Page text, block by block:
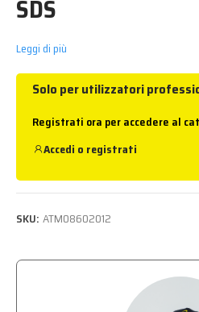
SDS
Leggi di più
Solo per utilizzatori
Registrati ora per accedere al
Accedi o registrati
SKU: ATM08602012